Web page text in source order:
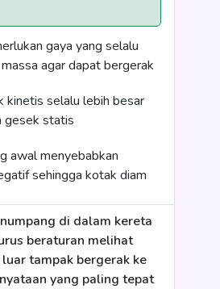
gaya yang selalu
agar dapat bergerak
kinetis selalu lebih besar
gesek statis
awal menyebabkan
sehingga kotak diam
di dalam kereta
beraturan melihat
tampak bergerak ke
yang paling tepat